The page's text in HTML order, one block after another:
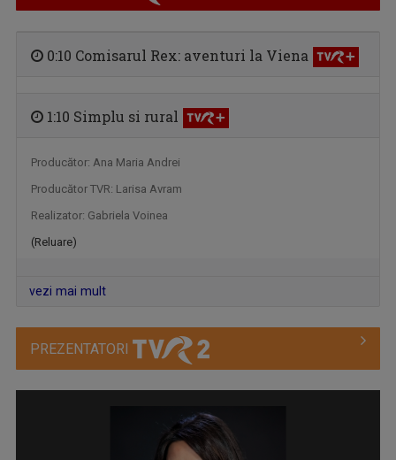
CAP COMPAS
De peste zece ani, „Cap compas” este o ...
0:10 Comisarul Rex: aventuri la Viena
1:10 Simplu si rural
Producător: Ana Maria Andrei
Producător TVR: Larisa Avram
Realizator: Gabriela Voinea
(Reluare)
vezi mai mult
PREZENTATORI